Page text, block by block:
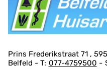
A
d
Prins Frederikstraat 71
Belfeld
077-4759500